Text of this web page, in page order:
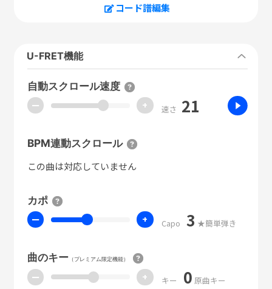
コード譜編集
U-FRET機能
自動スクロール速度
ー + 速さ 21
BPM連動スクロール
この曲は対応していません
カポ
ー + Capo 3 ★簡単弾き
曲のキー（プレミアム限定機能）
ー + キー 0 原曲キー